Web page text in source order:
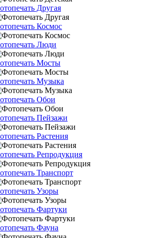
Другая
Космос
Люди
Мосты
Музыка
Обои
Пейзажи
Растения
Репродукция
Транспорт
Узоры
Фартуки
Фауна